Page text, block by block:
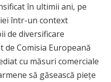
în ultimii ani, pe
într-un context
de diversificare
de Comisia Europeană
cu măsuri comerciale
să găsească piețe